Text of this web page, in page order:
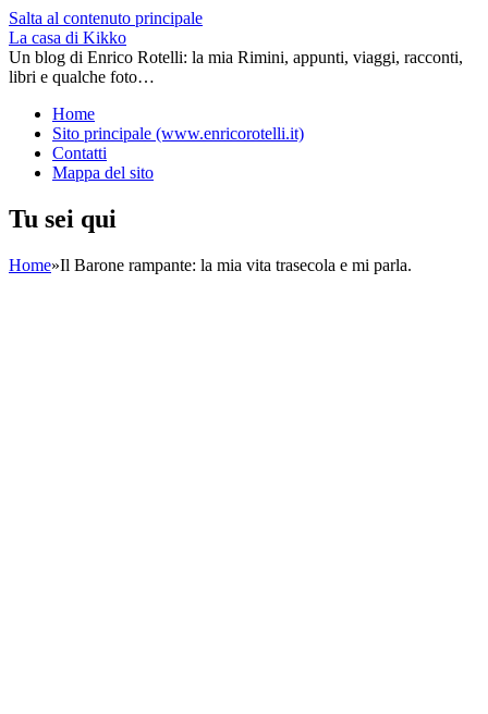
Salta al contenuto principale
La casa di Kikko
Un blog di Enrico Rotelli: la mia Rimini, appunti, viaggi, racconti,
libri e qualche foto…
Home
Sito principale (www.enricorotelli.it)
Contatti
Mappa del sito
Tu sei qui
Home»Il Barone rampante: la mia vita trasecola e mi parla.